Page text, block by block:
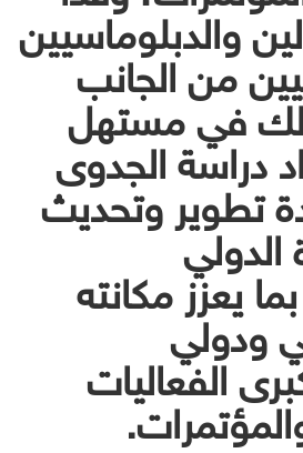
والدبلوماسيين
من الجانب
في مستهل
دراسة الجدوى
تطوير وتحديث
الدولي
يعزز مكانته
ودولي
الفعاليات